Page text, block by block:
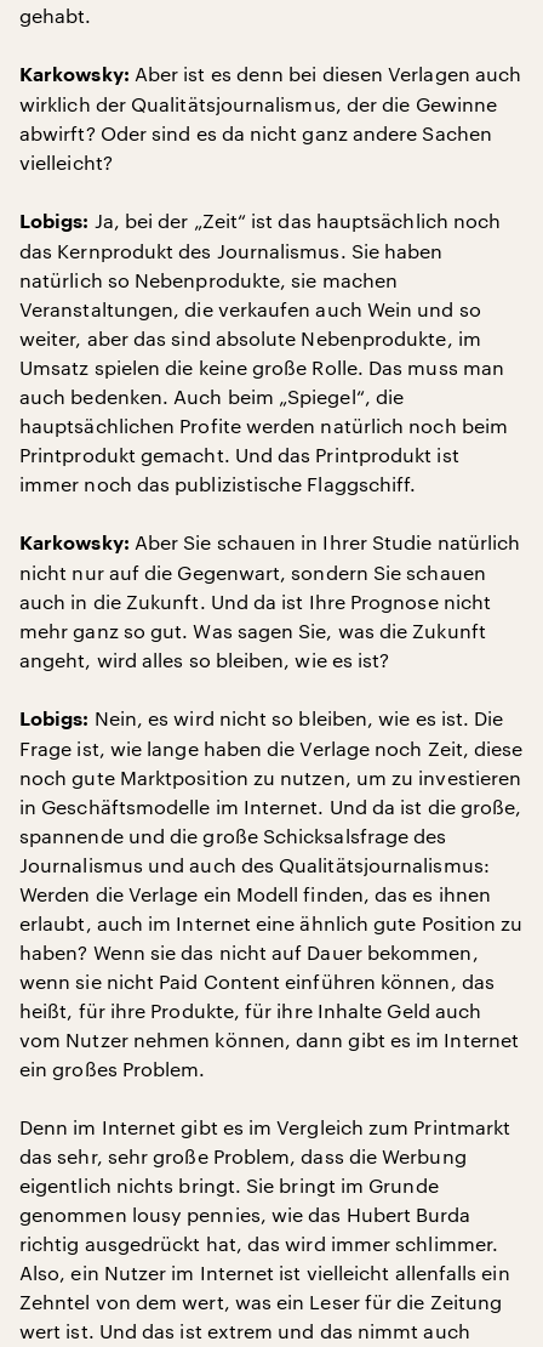
gehabt.
Karkowsky: Aber ist es denn bei diesen Verlagen auch
wirklich der Qualitätsjournalismus, der die Gewinne
abwirft? Oder sind es da nicht ganz andere Sachen
vielleicht?
Lobigs: Ja, bei der „Zeit“ ist das hauptsächlich noch
das Kernprodukt des Journalismus. Sie haben
natürlich so Nebenprodukte, sie machen
Veranstaltungen, die verkaufen auch Wein und so
weiter, aber das sind absolute Nebenprodukte, im
Umsatz spielen die keine große Rolle. Das muss man
auch bedenken. Auch beim „Spiegel“, die
hauptsächlichen Profite werden natürlich noch beim
Printprodukt gemacht. Und das Printprodukt ist
immer noch das publizistische Flaggschiff.
Karkowsky: Aber Sie schauen in Ihrer Studie natürlich
nicht nur auf die Gegenwart, sondern Sie schauen
auch in die Zukunft. Und da ist Ihre Prognose nicht
mehr ganz so gut. Was sagen Sie, was die Zukunft
angeht, wird alles so bleiben, wie es ist?
Lobigs: Nein, es wird nicht so bleiben, wie es ist. Die
Frage ist, wie lange haben die Verlage noch Zeit, diese
noch gute Marktposition zu nutzen, um zu investieren
in Geschäftsmodelle im Internet. Und da ist die große,
spannende und die große Schicksalsfrage des
Journalismus und auch des Qualitätsjournalismus:
Werden die Verlage ein Modell finden, das es ihnen
erlaubt, auch im Internet eine ähnlich gute Position zu
haben? Wenn sie das nicht auf Dauer bekommen,
wenn sie nicht Paid Content einführen können, das
heißt, für ihre Produkte, für ihre Inhalte Geld auch
vom Nutzer nehmen können, dann gibt es im Internet
ein großes Problem.
Denn im Internet gibt es im Vergleich zum Printmarkt
das sehr, sehr große Problem, dass die Werbung
eigentlich nichts bringt. Sie bringt im Grunde
genommen lousy pennies, wie das Hubert Burda
richtig ausgedrückt hat, das wird immer schlimmer.
Also, ein Nutzer im Internet ist vielleicht allenfalls ein
Zehntel von dem wert, was ein Leser für die Zeitung
wert ist. Und das ist extrem und das nimmt auch